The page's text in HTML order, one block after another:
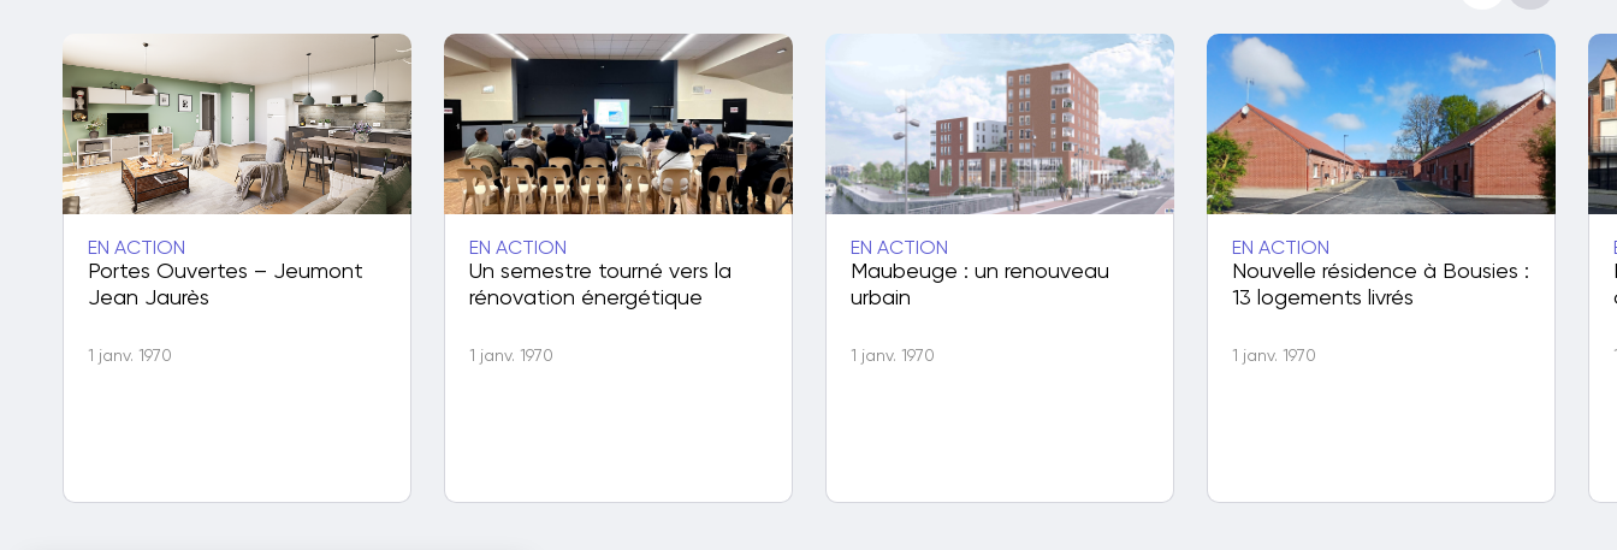
EN ACTION
Portes Ouvertes – Jeumont
Jean Jaurès
1 janv. 1970
EN ACTION
Un semestre tourné vers la
rénovation énergétique
1 janv. 1970
EN ACTION
Maubeuge : un renouveau
urbain
1 janv. 1970
EN ACTION
Nouvelle résidence à Bousies :
13 logements livrés
1 janv. 1970